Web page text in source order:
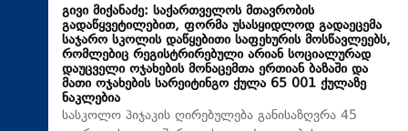
გივი მიქანაძე: საქართველოს მთავრობის
გადაწყვეტილებით, ფორმა უსასყიდლოდ გადაეცემა
საჯარო სკოლის დაწყებითი საფეხურის მოსწავლეებს,
რომლებიც რეგისტრირებული არიან სოციალურად
დაუცველი ოჯახების მონაცემთა ერთიან ბაზაში და
მათი ოჯახების სარეიტინგო ქულა 65 001 ქულაზე
ნაკლებია
სასკოლო პიჯაკის ღირებულება განისაზღვრა 45